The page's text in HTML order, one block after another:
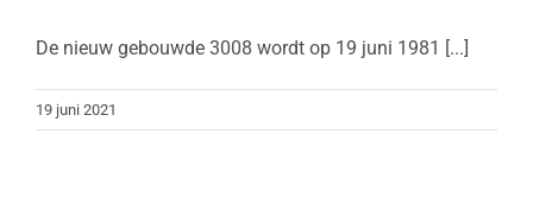
De nieuw gebouwde 3008 wordt op 19 juni 1981 [...]
19 juni 2021